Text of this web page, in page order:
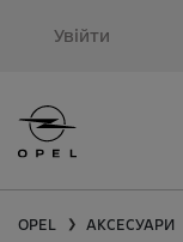
Увійти
OPEL ❯ АКСЕСУАРИ